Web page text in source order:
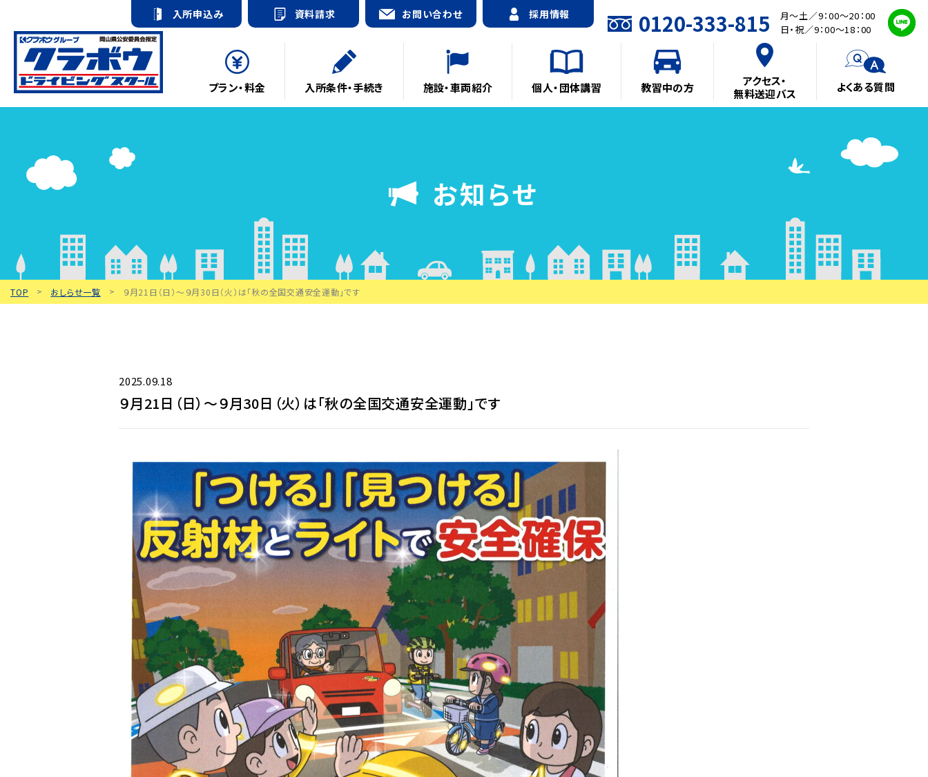
プラン・料金 入所条件・手続き 施設・車両紹介 個人・団体講習 教習中の方
アクセス・
無料送迎バス
よくある質問
入所申込み 資料請求 お問い合わせ 採用情報 0120-333-815
月～土／9：00～20：00
日・祝／9：00～18：00
お知らせ
TOP おしらせ一覧 ９月21日（日）～９月30日（火）は「秋の全国交通安全運動」です
2025.09.18
９月21日（日）～９月30日（火）は「秋の全国交通安全運動」です